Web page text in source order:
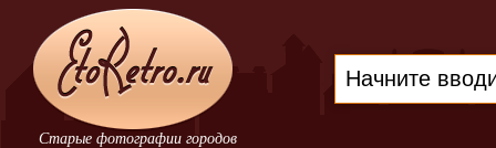
Старые фотографии городов